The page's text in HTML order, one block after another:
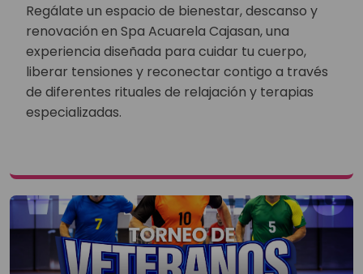
Regálate un espacio de bienestar, descanso y
renovación en Spa Acuarela Cajasan, una
experiencia diseñada para cuidar tu cuerpo,
liberar tensiones y reconectar contigo a través
de diferentes rituales de relajación y terapias
especializadas.